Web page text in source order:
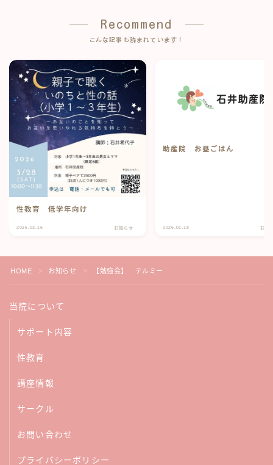
Recommend
こんな記事も読まれています！
性教育 低学年向け
2026.03.16 お知らせ
助産院 お昼ごはん
2026.01.18 お知
HOME ＞ お知らせ ＞ 【勉強会】 テルミー
当院について
サポート内容
性教育
講座情報
サークル
お問い合わせ
プライバシーポリシー